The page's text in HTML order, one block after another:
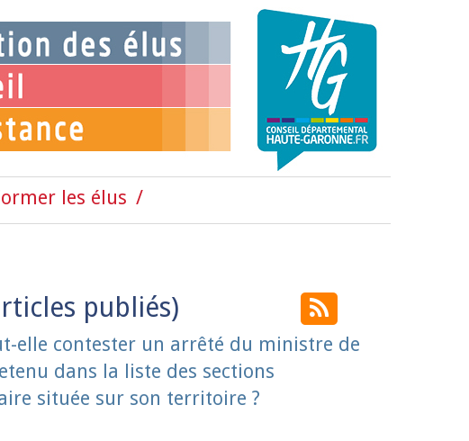
les élus
elle contester un arrêté du ministre de
dans la liste des sections
située sur son territoire ?